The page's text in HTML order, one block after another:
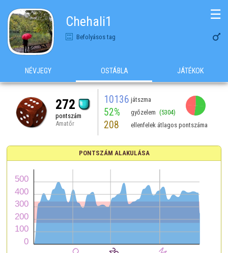
Chehali1
Befolyásos tag 
☰
NÉVJEGY OSTÁBLA JÁTÉKOK
272
pontszám
Amatőr
10136 játszma
52% győzelem (5304)
208 ellenfelek átlagos pontszáma
PONTSZÁM ALAKULÁSA